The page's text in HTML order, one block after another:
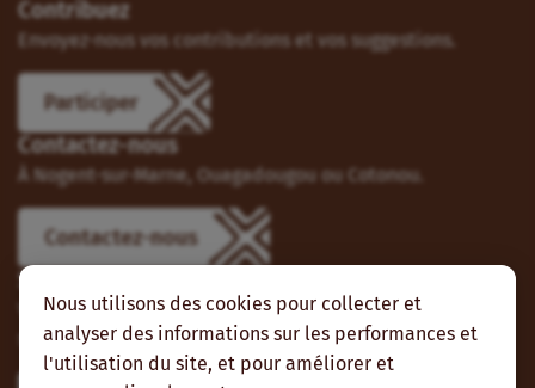
Nous utilisons des cookies pour collecter et
analyser des informations sur les performances et
l'utilisation du site, et pour améliorer et
Contribuez
Envoyez-nous vos contributions et vos suggestions.
Participer
Contactez-nous
À Nogent-sur-Marne, Ouagadougou ou Cotonou.
Contactez-nous
Suivez-nous
Vous pouvez aussi vous abonner à nos flux RSS et nous
suivre sur les réseaux sociaux.